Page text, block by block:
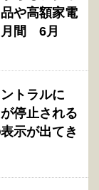
や高額家電
月間 6月
トラルに
停止される
示が出てき